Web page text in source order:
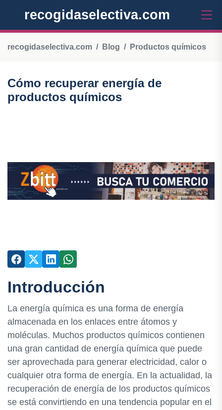
recogidaselectiva.com
recogidaselectiva.com Blog Productos químicos
Cómo recuperar energía de
productos químicos
Introducción
La energía química es una forma de energía
almacenada en los enlaces entre átomos y
moléculas. Muchos productos químicos contienen
una gran cantidad de energía química que puede
ser aprovechada para generar electricidad, calor o
cualquier otra forma de energía. En la actualidad, la
recuperación de energía de los productos químicos
se está convirtiendo en una tendencia popular en el